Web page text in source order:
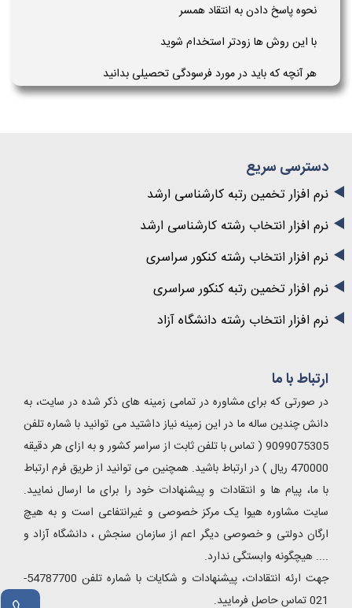
نحوه پاسخ دادن به انتقاد همسر
با این روش ها زودتر استخدام شوید
هر آنچه که باید در مورد فرسودگی تحصیلی بدانید
دسترسی سریع
نرم افزار تخمین رتبه کارشناسی ارشد
نرم افزار انتخاب رشته کارشناسی ارشد
نرم افزار انتخاب رشته کنکور سراسری
نرم افزار تخمین رتبه کنکور سراسری
نرم افزار انتخاب رشته دانشگاه آزاد
ارتباط با ما
در صورتی که برای مشاوره در تمامی زمینه های ذکر شده در سایت، به
دانش چندین ساله ما در این زمینه نیاز داشتید می توانید با شماره تلفن
9099075305 ( تماس با تلفن ثابت از سراسر کشور و به ازای هر دقیقه
470000 ریال ) در ارتباط باشید. همچنین می توانید از طریق فرم ارتباط
با ما، پیام ها و انتقادات و پیشنهادات خود را برای ما ارسال نمایید.
سایت مشاوره هیوا یک مرکز خصوصی و غیرانتفاعی است و به هیچ
ارگان دولتی و خصوصی دیگر اعم از سازمان سنجش ، دانشگاه آزاد و
.... هیچگونه وابستگی ندارد.
جهت ارئه انتقادات، پیشنهادات و شکایات با شماره تلفن 54787700-
021 تماس حاصل فرمایید.